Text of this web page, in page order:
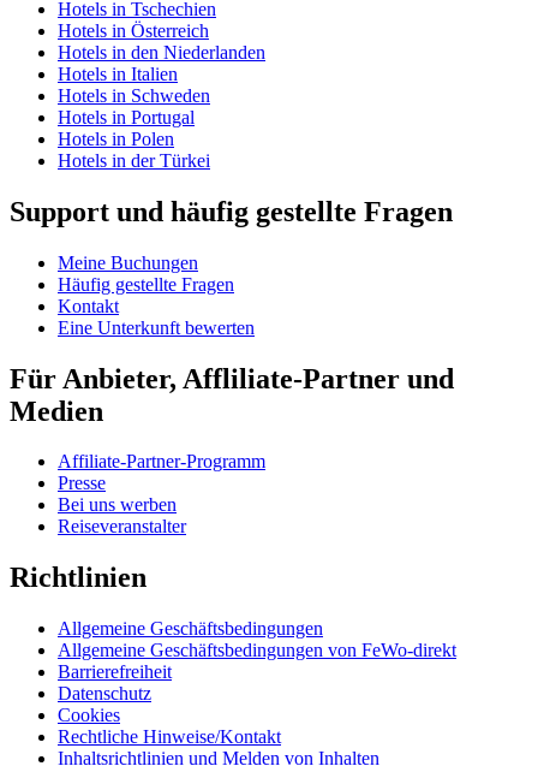
Hotels in Tschechien
Hotels in Österreich
Hotels in den Niederlanden
Hotels in Italien
Hotels in Schweden
Hotels in Portugal
Hotels in Polen
Hotels in der Türkei
Support und häufig gestellte Fragen
Meine Buchungen
Häufig gestellte Fragen
Kontakt
Eine Unterkunft bewerten
Für Anbieter, Affliliate-Partner und
Medien
Affiliate-Partner-Programm
Presse
Bei uns werben
Reiseveranstalter
Richtlinien
Allgemeine Geschäftsbedingungen
Allgemeine Geschäftsbedingungen von FeWo-direkt
Barrierefreiheit
Datenschutz
Cookies
Rechtliche Hinweise/Kontakt
Inhaltsrichtlinien und Melden von Inhalten